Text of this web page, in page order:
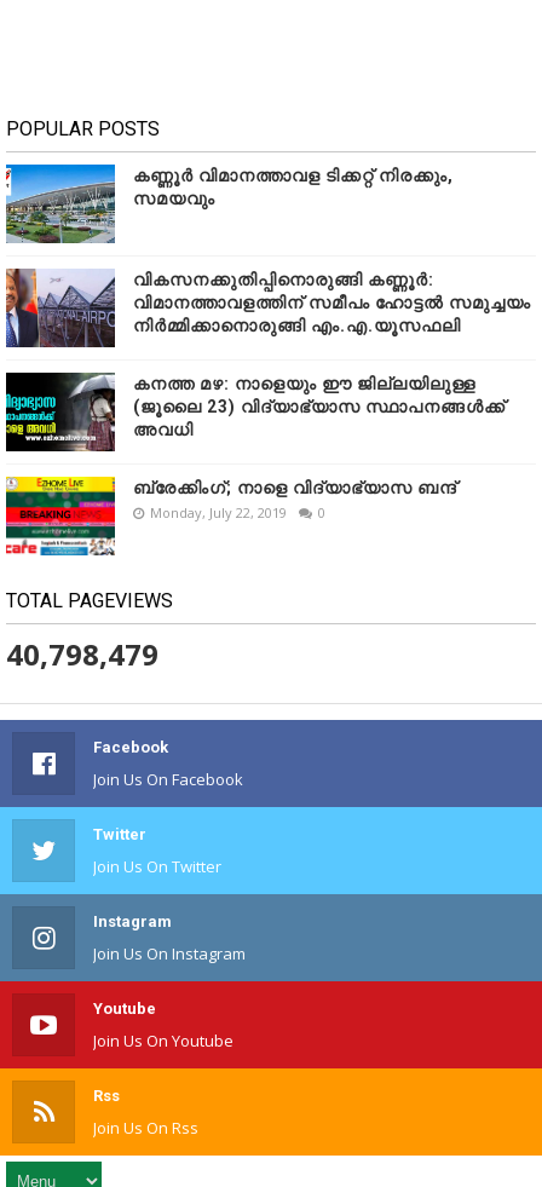
POPULAR POSTS
കണ്ണൂർ വിമാനത്താവള ടിക്കറ്റ് നിരക്കും,
സമയവും
വികസനക്കുതിപ്പിനൊരുങ്ങി കണ്ണൂർ:
വിമാനത്താവളത്തിന് സമീപം ഹോട്ടൽ സമുച്ചയം
നിർമ്മിക്കാനൊരുങ്ങി എം.എ.യൂസഫലി
കനത്ത മഴ: നാളെയും ഈ ജില്ലയിലുള്ള
(ജൂലൈ 23) വിദ്യാഭ്യാസ സ്ഥാപനങ്ങൾക്ക്
അവധി
ബ്രേക്കിംഗ്; നാളെ വിദ്യാഭ്യാസ ബന്ദ്
Monday, July 22, 2019 0
TOTAL PAGEVIEWS
40,798,479
Facebook
Join Us On Facebook
Twitter
Join Us On Twitter
Instagram
Join Us On Instagram
Youtube
Join Us On Youtube
Rss
Join Us On Rss